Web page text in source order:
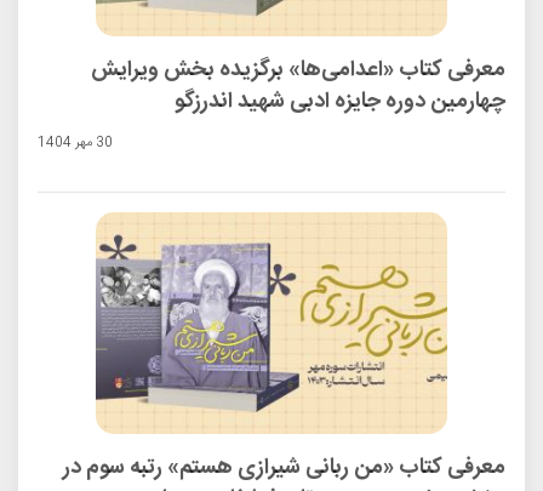
معرفی کتاب «اعدامی‌ها» برگزیده بخش ویرایش
چهارمین دوره جایزه ادبی شهید اندرزگو
30 مهر 1404
معرفی کتاب «من ربانی شیرازی هستم» رتبه سوم در